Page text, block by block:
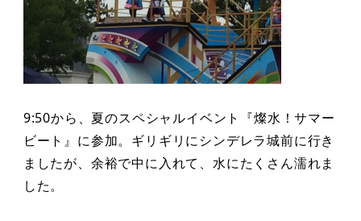
9:50から、夏のスペシャルイベント『燦水！サマー
ビート』に参加。ギリギリにシンデレラ城前に行き
ましたが、余裕で中に入れて、水にたくさん濡れま
した。